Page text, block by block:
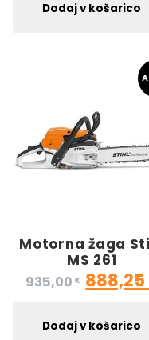
Dodaj v košarico
Motorna žaga
MS 261
935,00€ Izvirna
888,25
Dodaj v košarico